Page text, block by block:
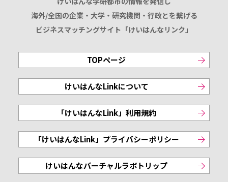
海外/全国の企業・大学・研究機関・行政とを繋げる
ビジネスマッチングサイト「けいはんなリンク」
TOPページ
けいはんなLinkについて
「けいはんなLink」利用規約
「けいはんなLink」プライバシーポリシー
けいはんなバーチャルラボトリップ